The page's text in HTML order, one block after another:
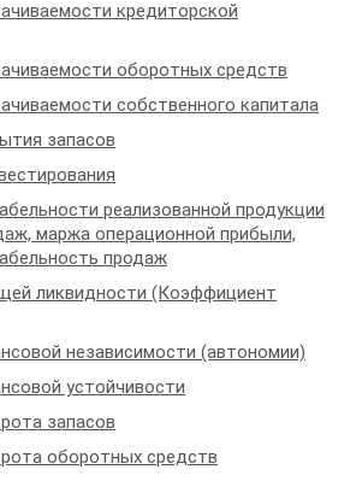
кредиторской
оборотных средств
собственного капитала
запасов
реализованной продукции
маржа операционной прибыли,
продаж
ликвидности (Коэффициент
независимости (автономии)
устойчивости
запасов
оборотных средств